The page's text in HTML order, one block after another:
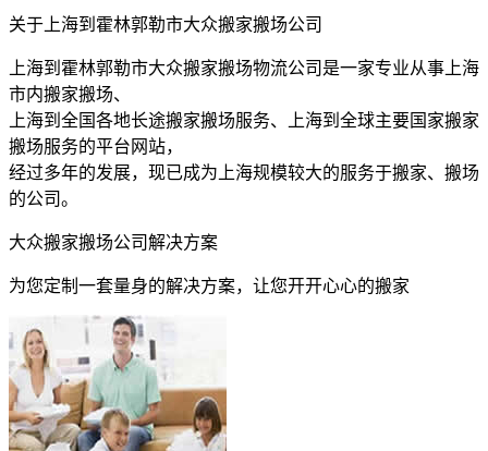
关于上海到霍林郭勒市大众搬家搬场公司
上海到霍林郭勒市大众搬家搬场物流公司是一家专业从事上海
市内搬家搬场、
上海到全国各地长途搬家搬场服务、上海到全球主要国家搬家
搬场服务的平台网站，
经过多年的发展，现已成为上海规模较大的服务于搬家、搬场
的公司。
大众搬家搬场公司解决方案
为您定制一套量身的解决方案，让您开开心心的搬家